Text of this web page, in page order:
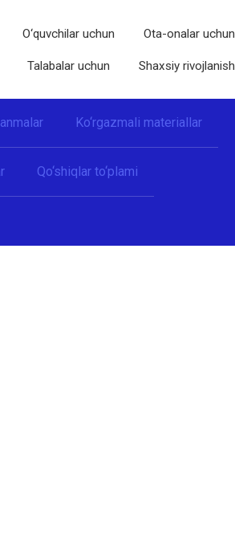
O‘quvchilar uchun Ota-onalar uchun
Talabalar uchun Shaxsiy rivojlanish
Ko‘rgazmali materiallar
Qo‘shiqlar to‘plami